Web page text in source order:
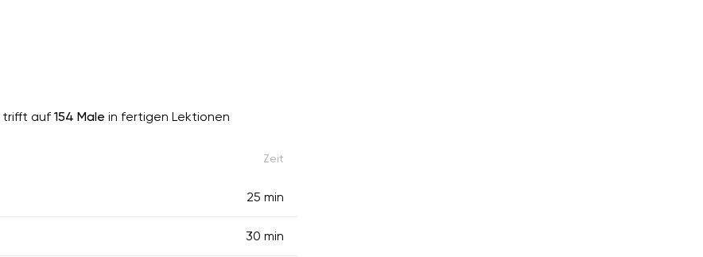
trifft auf 154 Male in fertigen Lektionen
Zeit
25 min
30 min